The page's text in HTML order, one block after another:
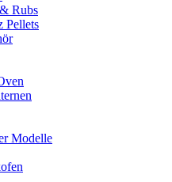
Rubs
Pellets
Modelle